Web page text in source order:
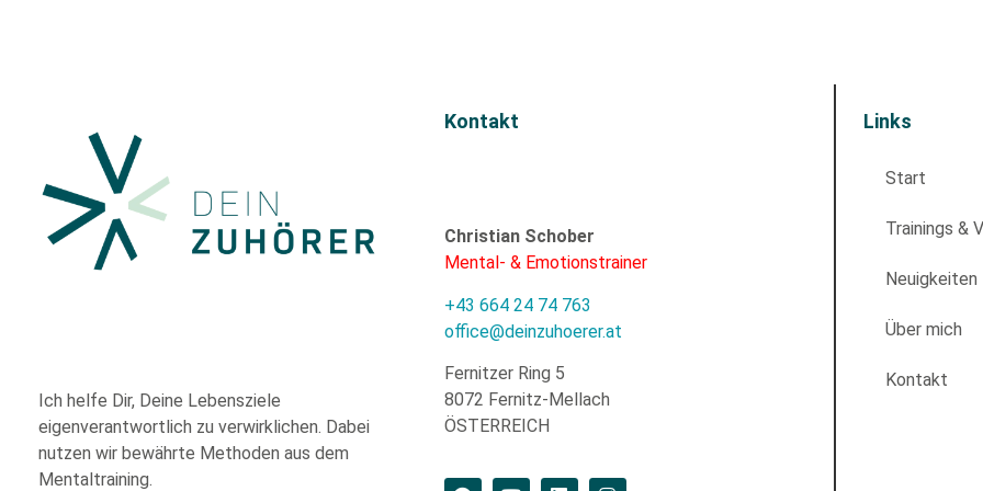
Ich helfe Dir, Deine Lebensziele
eigenverantwortlich zu verwirklichen. Dabei
nutzen wir bewährte Methoden aus dem
Mentaltraining.
Kontakt
Christian Schober
Mental- & Emotionstrainer
+43 664 24 74 763
office@deinzuhoerer.at
Fernitzer Ring 5
8072 Fernitz-Mellach
ÖSTERREICH
Links
Start
Trainings &
Neuigkeiten
Über mich
Kontakt